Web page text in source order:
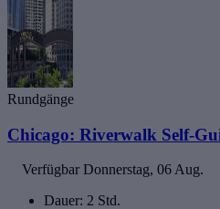
Rundgänge
Chicago: Riverwalk Self-
Verfügbar Donnerstag, 06 Aug.
Dauer: 2 Std.